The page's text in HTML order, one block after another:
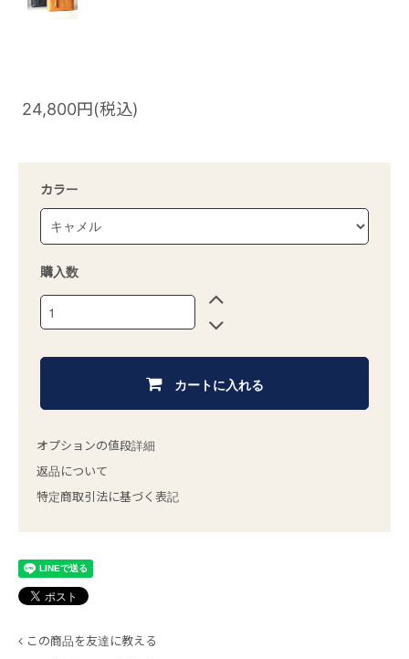
24,800円(税込)
カラー
購入数
カートに入れる
オプションの値段詳細
返品について
特定商取引法に基づく表記
この商品を友達に教える